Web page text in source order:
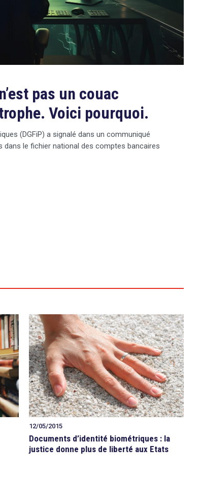
pas un couac
Voici pourquoi.
(DGFiP) a signalé dans un communiqué
le fichier national des comptes bancaires
12/05/2015
Documents d’identité biométriques : la
justice donne plus de liberté aux Etats